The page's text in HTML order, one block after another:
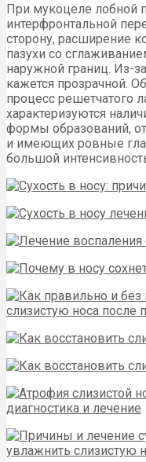
При мукоцеле лобной
интерфронтальной
сторону, расширение
пазухи со
наружной границ. Из-
кажется прозрачной.
процесс решетчатого
характеризуются
формы образований,
и имеющих ровные
большой